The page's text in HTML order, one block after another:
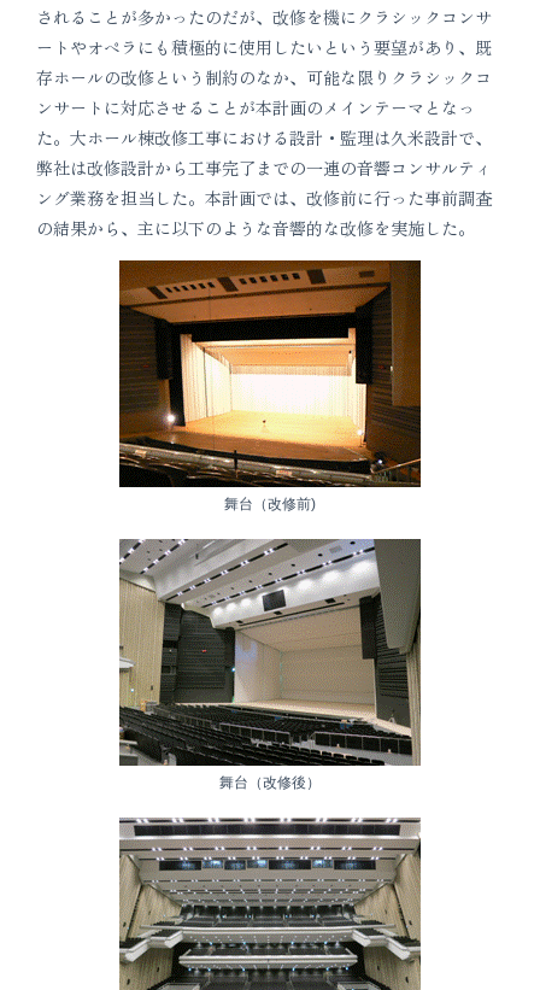
されることが多かったのだが、改修を機にクラシックコンサ
ートやオペラにも積極的に使用したいという要望があり、既
存ホールの改修という制約のなか、可能な限りクラシックコ
ンサートに対応させることが本計画のメインテーマとなっ
た。大ホール棟改修工事における設計・監理は久米設計で、
弊社は改修設計から工事完了までの一連の音響コンサルティ
ング業務を担当した。本計画では、改修前に行った事前調査
の結果から、主に以下のような音響的な改修を実施した。
舞台（改修前)
舞台（改修後）